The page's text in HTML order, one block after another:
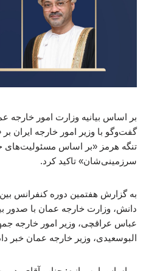
بر اساس بیانیه وزارت امور خارجه
گفت‌وگو با وزیر امور خارجه ایران
تنگه هرمز «بر اساس مسئولیت‌های
سرزمینی‌شان» تاکید کرد.
به گزارش هفتمین دوره کنفرانس
دانش، وزارت خارجه عمان با صدور
عباس عراقچی، وزیر امور خارجه
البوسعیدی، وزیر خارجه عمان خبر